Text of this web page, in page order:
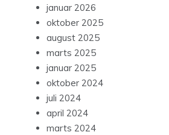
januar 2026
oktober 2025
august 2025
marts 2025
januar 2025
oktober 2024
juli 2024
april 2024
marts 2024